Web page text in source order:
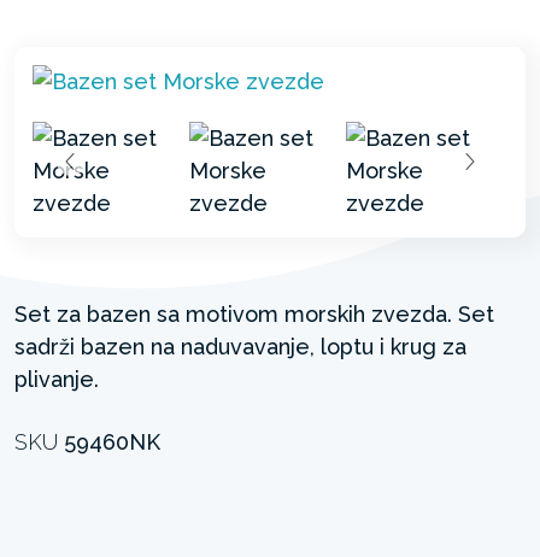
Set za bazen sa motivom morskih zvezda. Set
sadrži bazen na naduvavanje, loptu i krug za
plivanje.
SKU 59460NK